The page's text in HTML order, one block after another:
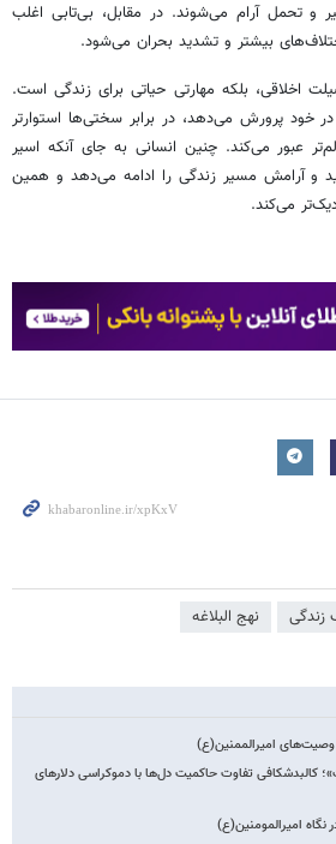
و تحمل آرام می‌شوند. در مقابل، بی‌تابی اغلب
بیشتر و تشدید بحران می‌شود.
اخلاقی، بلکه مهارتی حیاتی برای زندگی است.
خود پرورش می‌دهد، در برابر سختی‌ها استوارتر
عبور می‌کند. چنین انسانی به جای آنکه اسیر
و آرامش مسیر زندگی را ادامه می‌دهد و همین
می‌کند.
زندگی نهج البلاغه
وصیت‌های امیرالممنین(ع)
کالبدشکافی تفاوت حاکمیت دل‌ها با دموکراسی دلارهای
امیرالمومنین‌(ع)